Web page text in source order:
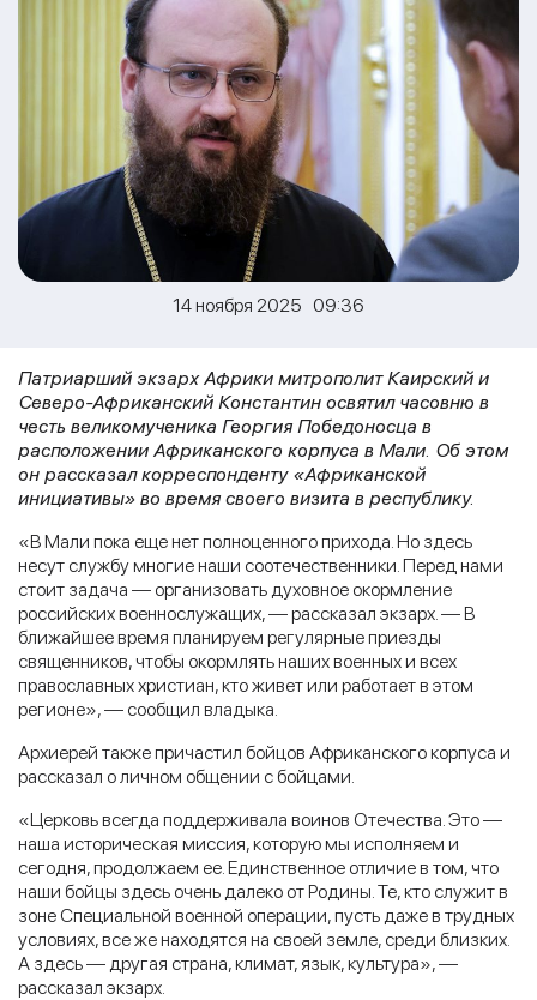
14 ноября 2025 09:36
Патриарший экзарх Африки митрополит Каирский и
Северо-Африканский Константин освятил часовню в
честь великомученика Георгия Победоносца в
расположении Африканского корпуса в Мали. Об этом
он рассказал корреспонденту «Африканской
инициативы» во время своего визита в республику.
«В Мали пока еще нет полноценного прихода. Но здесь
несут службу многие наши соотечественники. Перед нами
стоит задача — организовать духовное окормление
российских военнослужащих, — рассказал экзарх. — В
ближайшее время планируем регулярные приезды
священников, чтобы окормлять наших военных и всех
православных христиан, кто живет или работает в этом
регионе», — сообщил владыка.
Архиерей также причастил бойцов Африканского корпуса и
рассказал о личном общении с бойцами.
«Церковь всегда поддерживала воинов Отечества. Это —
наша историческая миссия, которую мы исполняем и
сегодня, продолжаем ее. Единственное отличие в том, что
наши бойцы здесь очень далеко от Родины. Те, кто служит в
зоне Специальной военной операции, пусть даже в трудных
условиях, все же находятся на своей земле, среди близких.
А здесь — другая страна, климат, язык, культура», —
рассказал экзарх.